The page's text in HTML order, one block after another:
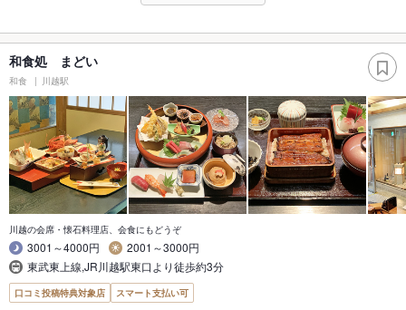
和食処 まどい
和食 川越駅
川越の会席・懐石料理店、会食にもどうぞ
3001～4000円
2001～3000円
東武東上線,JR川越駅東口より徒歩約3分
口コミ投稿特典対象店 スマート支払い可